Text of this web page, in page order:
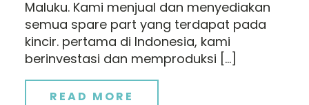
Maluku. Kami menjual dan menyediakan
semua spare part yang terdapat pada
kincir. pertama di Indonesia, kami
berinvestasi dan memproduksi […]
READ MORE